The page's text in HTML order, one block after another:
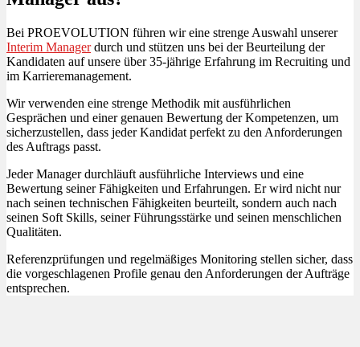
Bei PROEVOLUTION führen wir eine strenge Auswahl unserer
Interim Managerdurch und stützen uns bei der Beurteilung der
Kandidaten auf unsere über 35-jährige Erfahrung im Recruiting und
im Karrieremanagement.
Wir verwenden eine strenge Methodik mit ausführlichen
Gesprächen und einer genauen Bewertung der Kompetenzen, um
sicherzustellen, dass jeder Kandidat perfekt zu den Anforderungen
des Auftrags passt.
Jeder Manager durchläuft ausführliche Interviews und eine
Bewertung seiner Fähigkeiten und Erfahrungen. Er wird nicht nur
nach seinen technischen Fähigkeiten beurteilt, sondern auch nach
seinen Soft Skills, seiner Führungsstärke und seinen menschlichen
Qualitäten.
Referenzprüfungen und regelmäßiges Monitoring stellen sicher, dass
die vorgeschlagenen Profile genau den Anforderungen der Aufträge
entsprechen.